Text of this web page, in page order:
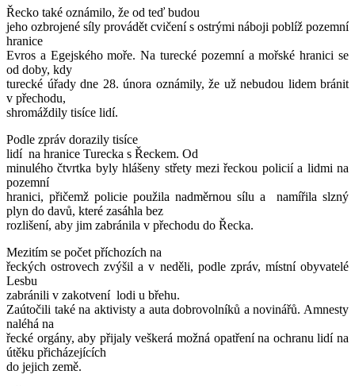
Řecko také oznámilo, že od teď budou
jeho ozbrojené síly provádět cvičení s ostrými náboji poblíž pozemní
hranice
Evros a Egejského moře. Na turecké pozemní a mořské hranici se
od doby, kdy
turecké úřady dne 28. února oznámily, že už nebudou lidem bránit
v přechodu,
shromáždily tisíce lidí.
Podle zpráv dorazily tisíce
lidí na hranice Turecka s Řeckem. Od
minulého čtvrtka byly hlášeny střety mezi řeckou policií a lidmi na
pozemní
hranici, přičemž policie použila nadměrnou sílu a namířila slzný
plyn do davů, které zasáhla bez
rozlišení, aby jim zabránila v přechodu do Řecka.
Mezitím se počet příchozích na
řeckých ostrovech zvýšil a v neděli, podle zpráv, místní obyvatelé
Lesbu
zabránili v zakotvení lodi u břehu.
Zaútočili také na aktivisty a auta dobrovolníků a novinářů. Amnesty
naléhá na
řecké orgány, aby přijaly veškerá možná opatření na ochranu lidí na
útěku přicházejících
do jejich země.